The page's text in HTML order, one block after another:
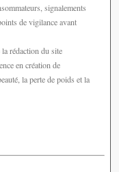
signalements
de vigilance avant
rédaction du site
en création de
la perte de poids et la